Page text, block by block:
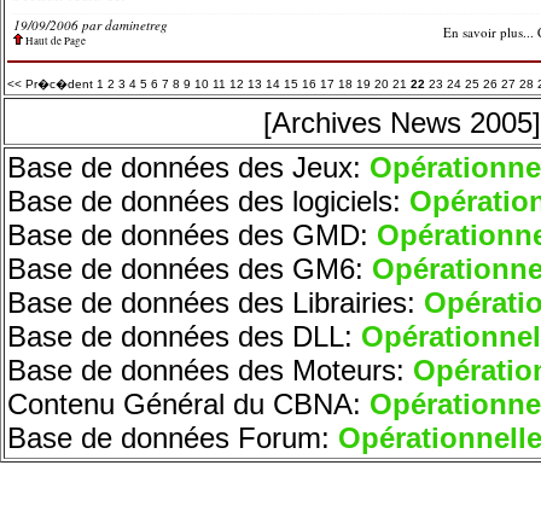
19/09/2006 pardaminetreg
Haut de Page En savoir plus...
<< Pr�c�dent 1 2 3 4 5 6 7 8 9 10 11 12 13 14 15 16 17 18 19 20 21 22 23 24 25 26 27 28
[Archives News 2005]
Base de données des Jeux: O
Base de données des logiciels: O
Base de données des GMD: O
Base de données des GM6:
Base de données des Librairies:
Base de données des DLL:
Base de données des Moteurs:
Contenu Général du CBNA:
Base de données Forum: Opérationnelle